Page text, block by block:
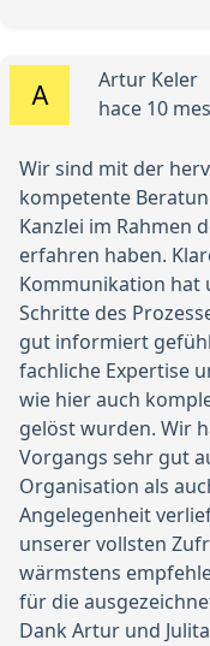
Artur Keler
hace 10
Wir sind mit der
kompetente
Kanzlei im Rahmen
erfahren haben.
Kommunikation hat
Schritte des
gut informiert
fachliche Expertise
wie hier auch
gelöst wurden. Wir
Vorgangs sehr gut
Organisation als
Angelegenheit
unserer vollsten
wärmstens
für die
Dank Artur und Julita